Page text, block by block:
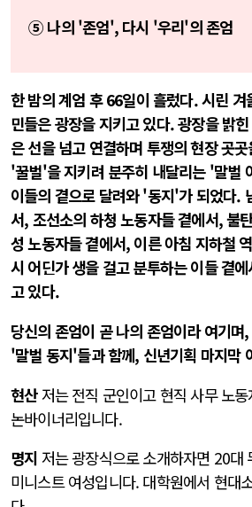
⑤ 나의 '존엄', 다시 '우리'의 존엄
한 밤의 계엄 후 66일이 흘렀다. 시린 겨
민들은 광장을 지키고 있다. 광장을 밝
은 선을 넘고 연결하며 투쟁의 현장 곳
'꿀벌'을 지키려 분주히 내달리는 '말벌
이들의 곁으로 달려와 '동지'가 되었다.
서, 조선소의 하청 노동자들 곁에서, 불
성 노동자들 곁에서, 이른 아침 지하철
시 어딘가 생을 걸고 분투하는 이들 곁
고 있다.
당신의 존엄이 곧 나의 존엄이라 여기
'말벌 동지'들과 함께, 신년기획 마지막
현산저는 전직 군인이고 현직 사무 노
논바이너리입니다.
명지 저는 광장식으로 소개하자면 20대
미니스트 여성입니다. 대학원에서 현대